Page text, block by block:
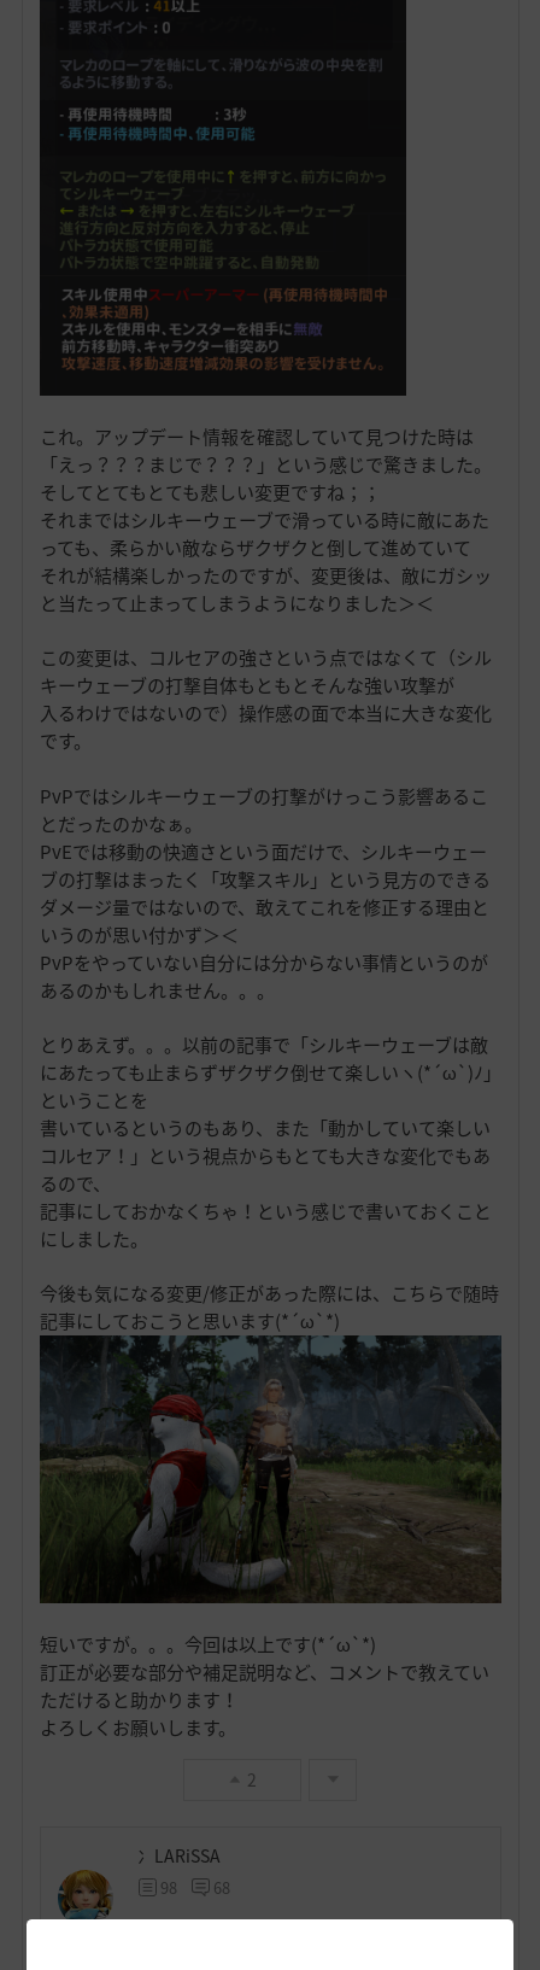
これ。アップデート情報を確認していて見つけた時は
「えっ？？？まじで？？？」という感じで驚きました。
そしてとてもとても悲しい変更ですね；；
それまではシルキーウェーブで滑っている時に敵にあた
っても、柔らかい敵ならザクザクと倒して進めていて
それが結構楽しかったのですが、変更後は、敵にガシッ
と当たって止まってしまうようになりました＞＜
この変更は、コルセアの強さという点ではなくて（シル
キーウェーブの打撃自体もともとそんな強い攻撃が
入るわけではないので）操作感の面で本当に大きな変化
です。
PvPではシルキーウェーブの打撃がけっこう影響あるこ
とだったのかなぁ。
PvEでは移動の快適さという面だけで、シルキーウェー
ブの打撃はまったく「攻撃スキル」という見方のできる
ダメージ量ではないので、敢えてこれを修正する理由と
いうのが思い付かず＞＜
PvPをやっていない自分には分からない事情というのが
あるのかもしれません。。。
とりあえず。。。以前の記事で「シルキーウェーブは敵
にあたっても止まらずザクザク倒せて楽しいヽ(*´ω`)ﾉ」
ということを
書いているというのもあり、また「動かしていて楽しい
コルセア！」という視点からもとても大きな変化でもあ
るので、
記事にしておかなくちゃ！という感じで書いておくこと
にしました。
今後も気になる変更/修正があった際には、こちらで随時
記事にしておこうと思います(*´ω`*)
短いですが。。。今回は以上です(*´ω`*)
訂正が必要な部分や補足説明など、コメントで教えてい
ただけると助かります！
よろしくお願いします。
2
冫LARiSSA
98 68